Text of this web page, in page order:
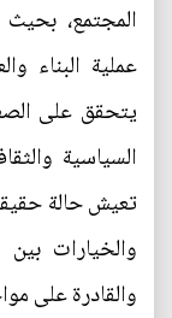
المجتمع،
عملية البناء
يتحقق على
السياسية
تعيش حالة
والخيارات
والقادرة على